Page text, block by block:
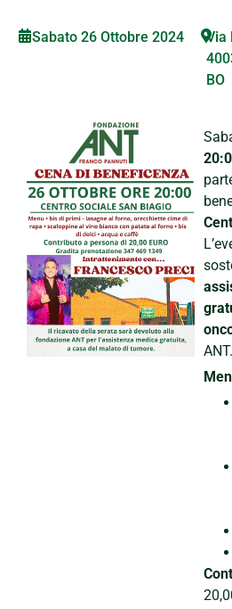
Sabato 26 Ottobre 2024
Via
BO
ANT.